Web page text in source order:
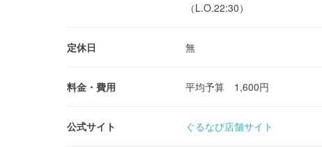
（L.O.22:30）
定休日 無
料金・費用 平均予算 1,600円
公式サイト ぐるなび店舗サイト